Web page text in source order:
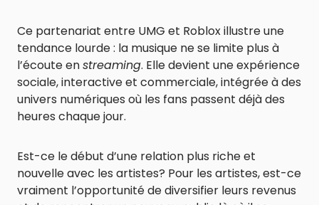
Ce partenariat entre UMG et Roblox illustre une
tendance lourde : la musique ne se limite plus à
l’écoute enstreaming. Elle devient une expérience
sociale, interactive et commerciale, intégrée à des
univers numériques où les fans passent déjà des
heures chaque jour.
Est-ce le début d’une relation plus riche et
nouvelle avec les artistes? Pour les artistes, est-ce
vraiment l’opportunité de diversifier leurs revenus